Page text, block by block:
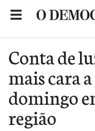
Conta de
mais cara
domingo
região